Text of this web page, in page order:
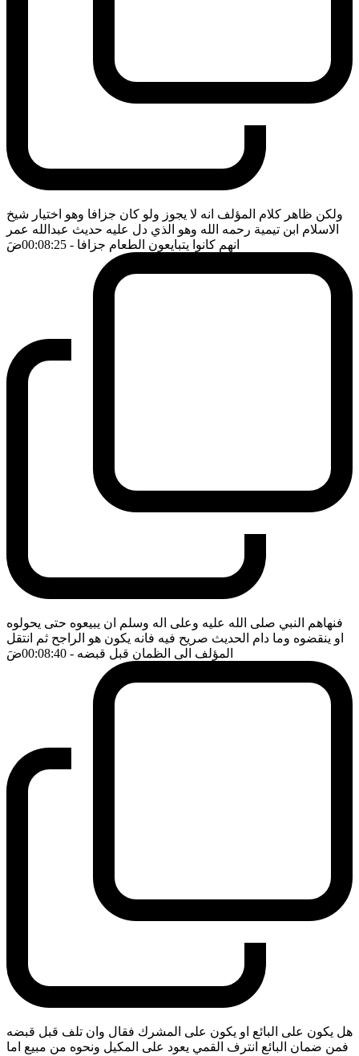
ولكن ظاهر كلام المؤلف انه لا يجوز ولو كان جزافا وهو اختيار شيخ
الاسلام ابن تيمية رحمه الله وهو الذي دل عليه حديث عبدالله عمر
انهم كانوا يتبايعون الطعام جزافا - 00:08:25 ضَ
فنهاهم النبي صلى الله عليه وعلى اله وسلم ان يبيعوه حتى يحولوه
او ينقضوه وما دام الحديث صريح فيه فانه يكون هو الراجح ثم انتقل
المؤلف الى الظمان قبل قبضه - 00:08:40 ضَ
هل يكون على البائع او يكون على المشرك فقال وان تلف قبل قبضه
فمن ضمان البائع انترف القمي يعود على المكيل ونحوه من مبيع اما